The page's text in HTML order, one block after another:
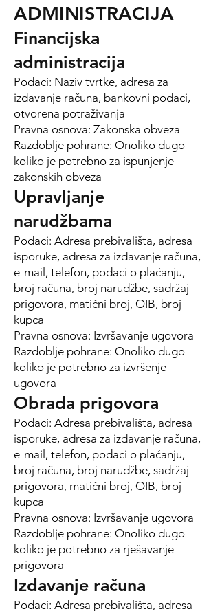
ADMINISTRACIJA
Financijska
administracija
Podaci: Naziv tvrtke, adresa za
izdavanje računa, bankovni podaci,
otvorena potraživanja
Pravna osnova: Zakonska obveza
Razdoblje pohrane: Onoliko dugo
koliko je potrebno za ispunjenje
zakonskih obveza
Upravljanje
narudžbama
Podaci: Adresa prebivališta, adresa
isporuke, adresa za izdavanje računa,
e-mail, telefon, podaci o plaćanju,
broj računa, broj narudžbe, sadržaj
prigovora, matični broj, OIB, broj
kupca
Pravna osnova: Izvršavanje ugovora
Razdoblje pohrane: Onoliko dugo
koliko je potrebno za izvršenje
ugovora
Obrada prigovora
Podaci: Adresa prebivališta, adresa
isporuke, adresa za izdavanje računa,
e-mail, telefon, podaci o plaćanju,
broj računa, broj narudžbe, sadržaj
prigovora, matični broj, OIB, broj
kupca
Pravna osnova: Izvršavanje ugovora
Razdoblje pohrane: Onoliko dugo
koliko je potrebno za rješavanje
prigovora
Izdavanje računa
Podaci: Adresa prebivališta, adresa